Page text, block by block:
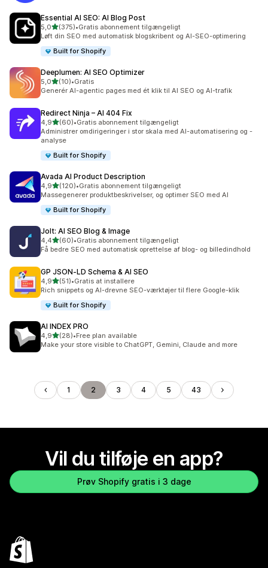
Essential AI SEO: AI Blog Post
5,0ud af 5 stjerner
(375)
375 anmeldelser i alt
•Gratis abonnement tilgængeligt
Løft din SEO med automatisk blogskribent og AI-SEO-optimering
Built for Shopify
Deeplumen: AI SEO Optimizer
5,0ud af 5 stjerner
(10)
10 anmeldelser i alt
•Gratis
Generér AI-agentic pages med ét klik til AI SEO og AI-trafik
Redirect Ninja – AI 404 Fix
4,9ud af 5 stjerner
(60)
60 anmeldelser i alt
•Gratis abonnement tilgængeligt
Administrer omdirigeringer i stor skala med AI-automatisering og -
analyse
Built for Shopify
Avada AI Product Description
4,9ud af 5 stjerner
(120)
120 anmeldelser i alt
•Gratis abonnement tilgængeligt
Massegenerer produktbeskrivelser, og optimer SEO med AI
Built for Shopify
Jolt: AI SEO Blog & Image
4,4ud af 5 stjerner
(60)
60 anmeldelser i alt
•Gratis abonnement tilgængeligt
Få bedre SEO med automatisk oprettelse af blog- og billedindhold
GP JSON‑LD Schema & AI SEO
4,9ud af 5 stjerner
(51)
51 anmeldelser i alt
•Gratis at installere
Rich snippets og AI-drevne SEO-værktøjer til flere Google-klik
Built for Shopify
AI INDEX PRO
4,9ud af 5 stjerner
(28)
28 anmeldelser i alt
•Free plan available
Make your store visible to ChatGPT, Gemini, Claude and more
1 2 3 4 5 43
Vil du tilføje en app?
Prøv Shopify gratis i 3 dage